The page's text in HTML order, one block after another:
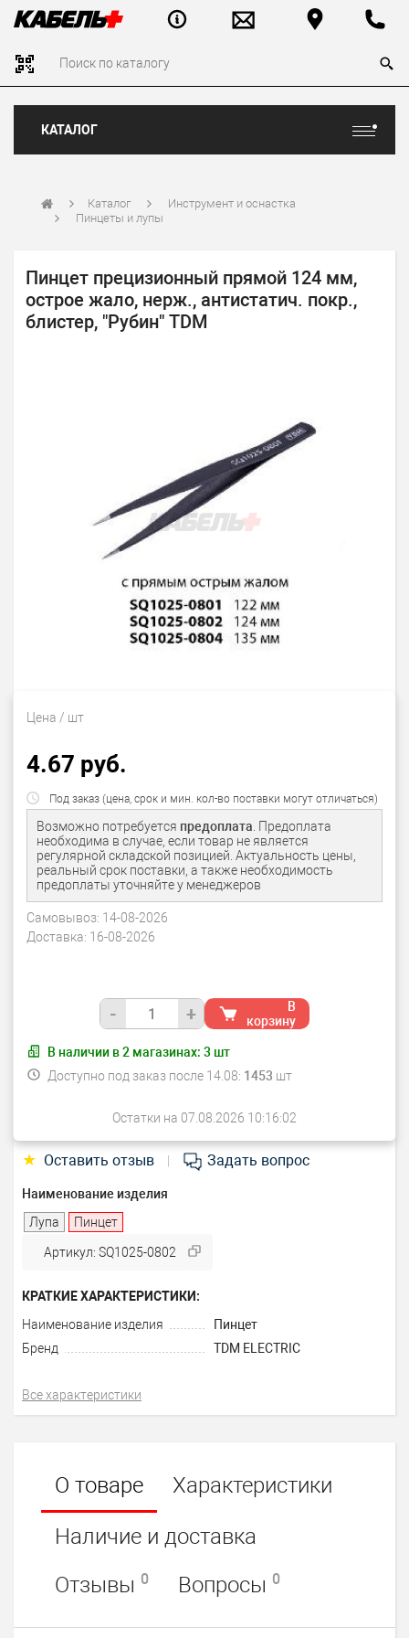
КАТАЛОГ
Каталог
Инструмент и оснастка
Пинцеты и лупы
Пинцет прецизионный прямой 124 мм,
острое жало, нерж., антистатич. покр.,
блистер, "Рубин" TDM
Цена / шт
4.67 руб.
Под заказ (цена, срок и мин. кол-во поставки могут отличаться)
Возможно потребуется предоплата. Предоплата
необходима в случае, если товар не является
регулярной складской позицией. Актуальность цены,
реальный срок поставки, а также необходимость
предоплаты уточняйте у менеджеров
Самовывоз: 14-08-2026
Доставка: 16-08-2026
- +
В
корзину
В наличии в2 магазинах: 3 шт
Доступно под заказ после 14.08: 1453 шт
Остатки на 07.08.2026 10:16:02
★ Оставить отзыв Задать вопрос
Наименование изделия
Лупа
Пинцет
Артикул: SQ1025-0802
КРАТКИЕ ХАРАКТЕРИСТИКИ:
Наименование изделия
Пинцет
Бренд
TDM ELECTRIC
Все характеристики
О товаре
Характеристики
Наличие и доставка
Отзывы 0 Вопросы 0